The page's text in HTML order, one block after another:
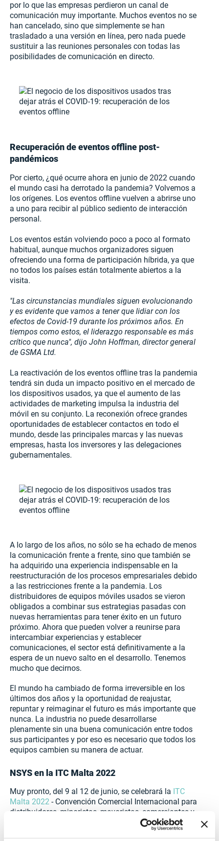
por lo que las empresas perdieron un canal de
comunicación muy importante. Muchos eventos no se
han cancelado, sino que simplemente se han
trasladado a una versión en línea, pero nada puede
sustituir a las reuniones personales con todas las
posibilidades de comunicación en directo.
Recuperación de eventos offline post-
pandémicos
Por cierto, ¿qué ocurre ahora en junio de 2022 cuando
el mundo casi ha derrotado la pandemia? Volvemos a
los orígenes. Los eventos offline vuelven a abrirse uno
a uno para recibir al público sediento de interacción
personal.
Los eventos están volviendo poco a poco al formato
habitual, aunque muchos organizadores siguen
ofreciendo una forma de participación híbrida, ya que
no todos los países están totalmente abiertos a la
visita.
"Las circunstancias mundiales siguen evolucionando
y es evidente que vamos a tener que lidiar con los
efectos de Covid-19 durante los próximos años. En
tiempos como estos, el liderazgo responsable es más
crítico que nunca", dijo John Hoffman, director general
de GSMA Ltd.
La reactivación de los eventos offline tras la pandemia
tendrá sin duda un impacto positivo en el mercado de
los dispositivos usados, ya que el aumento de las
actividades de marketing impulsa la industria del
móvil en su conjunto. La reconexión ofrece grandes
oportunidades de establecer contactos en todo el
mundo, desde las principales marcas y las nuevas
empresas, hasta los inversores y las delegaciones
gubernamentales.
A lo largo de los años, no sólo se ha echado de menos
la comunicación frente a frente, sino que también se
ha adquirido una experiencia indispensable en la
reestructuración de los procesos empresariales debido
a las restricciones frente a la pandemia. Los
distribuidores de equipos móviles usados se vieron
obligados a combinar sus estrategias pasadas con
nuevas herramientas para tener éxito en un futuro
próximo. Ahora que pueden volver a reunirse para
intercambiar experiencias y establecer
comunicaciones, el sector está definitivamente a la
espera de un nuevo salto en el desarrollo. Tenemos
mucho que decirnos.
El mundo ha cambiado de forma irreversible en los
últimos dos años y la oportunidad de reajustar,
repuntar y reimaginar el futuro es más importante que
nunca. La industria no puede desarrollarse
plenamente sin una buena comunicación entre todos
sus participantes y por eso es necesario que todos los
equipos cambien su manera de actuar.
NSYS en la ITC Malta 2022
Muy pronto, del 9 al 12 de junio, se celebrará la ITC
Malta 2022 - Convención Comercial Internacional para
distribuidores, minoristas, mayoristas, comerciantes y
revendedores. ¡Por lo tanto, estamos orgullosos de
anunciar que seremos uno de sus participantes!